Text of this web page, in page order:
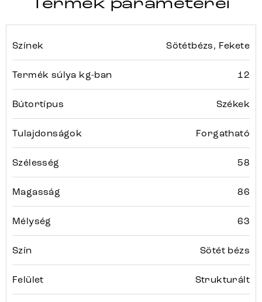
Színek Sötétbézs, Fekete
Termék súlya kg-ban 12
Bútortípus Székek
Tulajdonságok Forgatható
Szélesség 58
Magasság 86
Mélység 63
Szín Sötét bézs
Felület Strukturált